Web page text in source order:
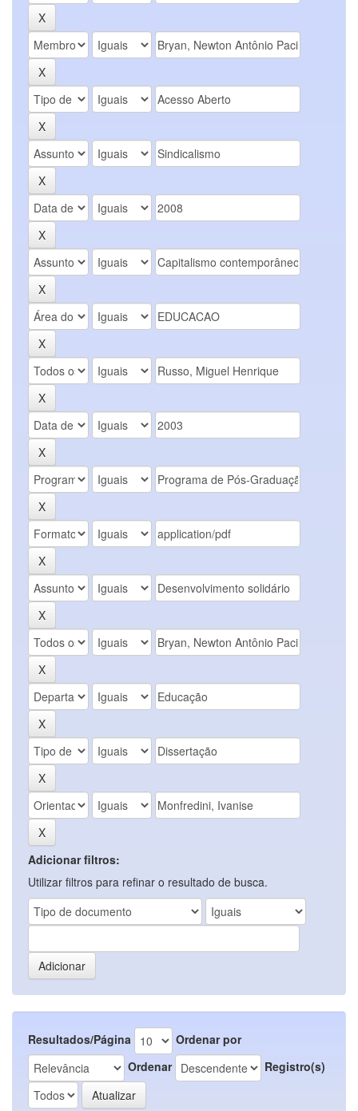
Adicionar filtros:
Utilizar filtros para refinar o resultado de busca.
Resultados/Página
Ordenar por
Ordenar
Registro(s)